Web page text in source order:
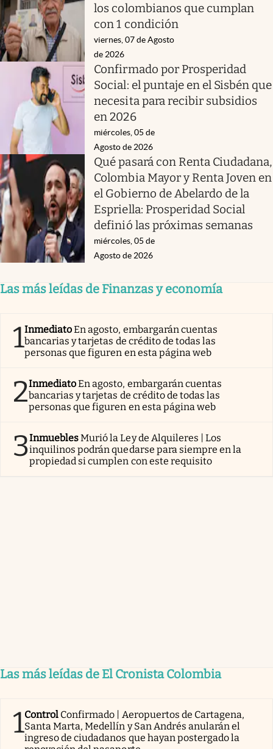
los colombianos que cumplan
con 1 condición
viernes, 07 de Agosto
de 2026
Confirmado por Prosperidad
Social: el puntaje en el Sisbén que
necesita para recibir subsidios
en 2026
miércoles, 05 de
Agosto de 2026
Qué pasará con Renta Ciudadana,
Colombia Mayor y Renta Joven en
el Gobierno de Abelardo de la
Espriella: Prosperidad Social
definió las próximas semanas
miércoles, 05 de
Agosto de 2026
Las más leídas de Finanzas y economía
1InmediatoEn agosto, embargarán cuentas
bancarias y tarjetas de crédito de todas las
personas que figuren en esta página web
2InmediatoEn agosto, embargarán cuentas
bancarias y tarjetas de crédito de todas las
personas que figuren en esta página web
3InmueblesMurió la Ley de Alquileres | Los
inquilinos podrán quedarse para siempre en la
propiedad si cumplen con este requisito
Las más leídas de El Cronista Colombia
1Control Confirmado | Aeropuertos de Cartagena,
Santa Marta, Medellín y San Andrés anularán el
ingreso de ciudadanos que hayan postergado la